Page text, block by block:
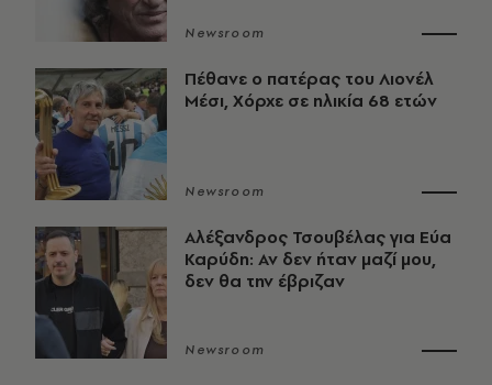
Newsroom
Πέθανε ο πατέρας του Λιονέλ
Μέσι, Χόρχε σε ηλικία 68 ετών
Newsroom
Αλέξανδρος Τσουβέλας για Εύα
Καρύδη: Αν δεν ήταν μαζί μου,
δεν θα την έβριζαν
Newsroom